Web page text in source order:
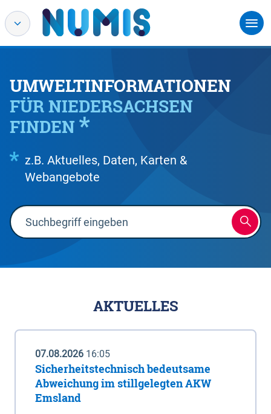
UMWELTINFORMATIONEN
FÜR NIEDERSACHSEN
FINDEN
z.B. Aktuelles, Daten, Karten &
Webangebote
AKTUELLES
07.08.2026 16:05
Sicherheitstechnisch bedeutsame
Abweichung im stillgelegten AKW
Emsland